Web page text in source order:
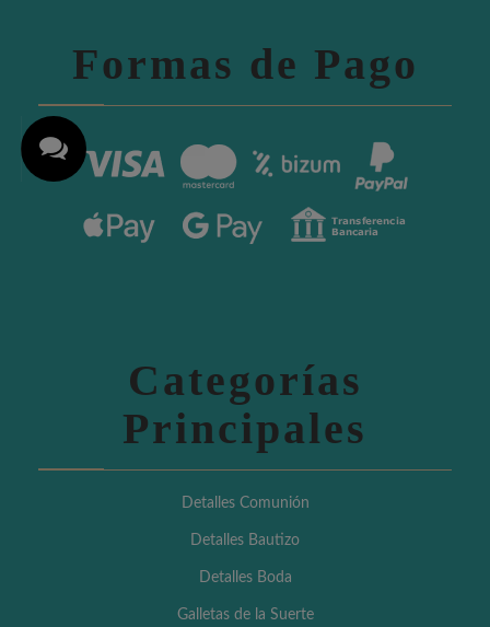
Formas de Pago
Categorías
Principales
Detalles Comunión
Detalles Bautizo
Detalles Boda
Galletas de la Suerte